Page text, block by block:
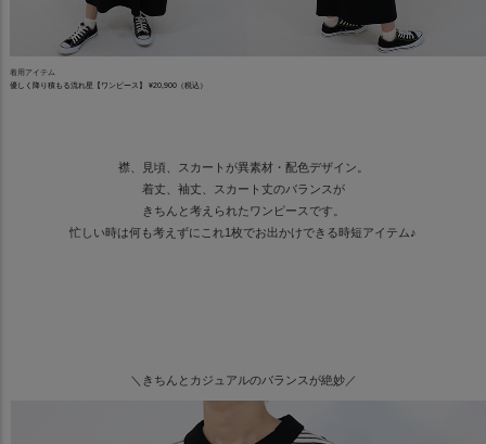
着用アイテム
優しく降り積もる流れ星【ワンピース】 ¥20,900（税込）
襟、見頃、スカートが異素材・配色デザイン。
着丈、袖丈、スカート丈のバランスが
きちんと考えられたワンピースです。
忙しい時は何も考えずにこれ1枚でお出かけできる時短アイテム♪
＼きちんとカジュアルのバランスが絶妙／